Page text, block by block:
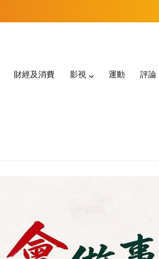
財經及消費 影視 運動 評論